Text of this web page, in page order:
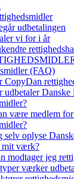
udbetalingen
vi for i år
(FAQ)
CopyDan
udbetaler
være medlem
selv oplyse
mit værk?
modtager jeg
værker